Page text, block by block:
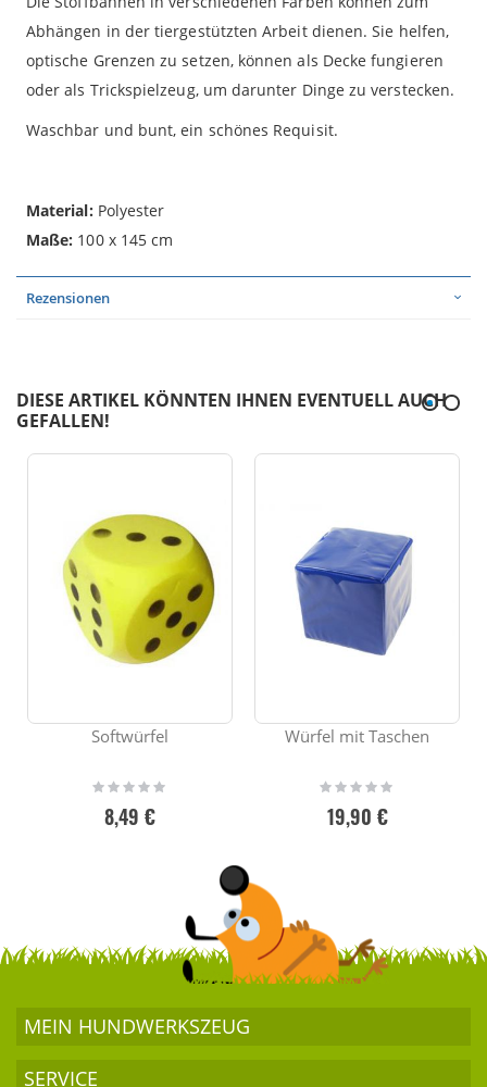
Abhängen in der tiergestützten Arbeit dienen. Sie helfen,
optische Grenzen zu setzen, können als Decke fungieren
oder als Trickspielzeug, um darunter Dinge zu verstecken.
Waschbar und bunt, ein schönes Requisit.
Material: Polyester
Maße: 100 x 145 cm
Rezensionen
DIESE ARTIKEL KÖNNTEN IHNEN EVENTUELL AUCH
GEFALLEN!
Softwürfel
Rating:
0%
8,49 €
Würfel mit Taschen
Rating:
0%
19,90 €
MEIN HUND­WERKSZEUG
SERVICE